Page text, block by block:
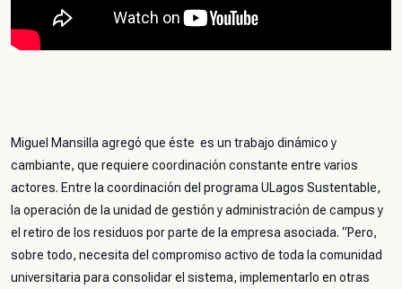
Miguel Mansilla agregó que éste es un trabajo dinámico y
cambiante, que requiere coordinación constante entre varios
actores. Entre la coordinación del programa ULagos Sustentable,
la operación de la unidad de gestión y administración de campus y
el retiro de los residuos por parte de la empresa asociada. “Pero,
sobre todo, necesita del compromiso activo de toda la comunidad
universitaria para consolidar el sistema, implementarlo en otras